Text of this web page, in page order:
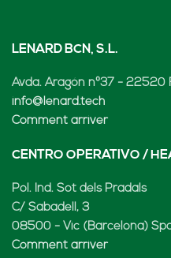
LENARD BCN, S.L.
Avda. Aragón nº37 - 22520
info@lenard.tech
Comment arriver
CENTRO OPERATIVO /
Pol. Ind. Sot dels Pradals
C/ Sabadell, 3
08500 - Vic (Barcelona)
Comment arriver